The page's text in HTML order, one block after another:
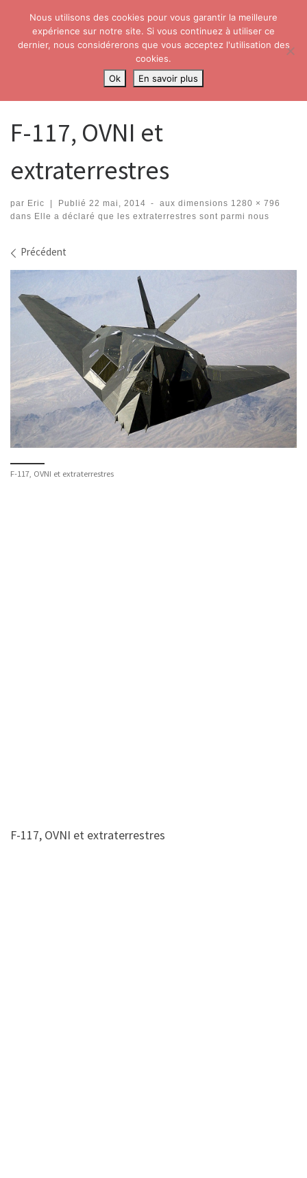
Skip to content
Search
Elle a déclaré que les extraterrestres sont parmi nous
117, OVNI et extraterrestres
F-117, OVNI et
extraterrestres
par Eric | Publié 22 mai, 2014 - aux dimensions 1280 × 796
dans Elle a déclaré que les extraterrestres sont parmi nous
Navigation dans les images
Précédent
F-117, OVNI et extraterrestres
F-117, OVNI et extraterrestres
Nous utilisons des cookies pour vous garantir la meilleure
expérience sur notre site. Si vous continuez à utiliser ce
dernier, nous considérerons que vous acceptez l'utilisation des
cookies.
Ok
En savoir plus